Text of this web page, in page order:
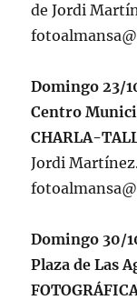
de Jordi
Domingo 23/
Centro
CHARLA-
Jordi
Domingo 30/
Plaza de Las